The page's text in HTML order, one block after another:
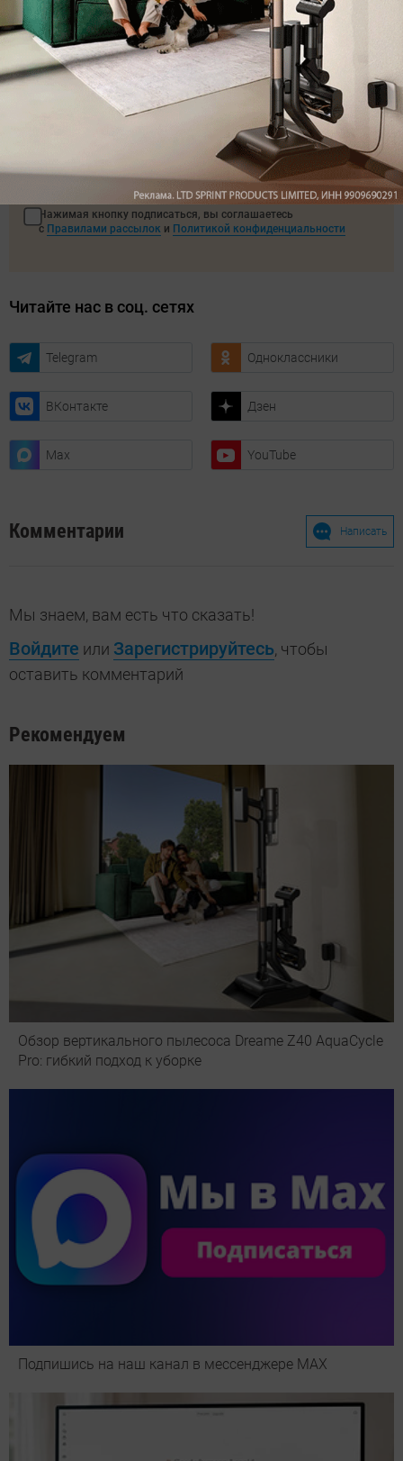
Поделиться
Подпишитесь на рассылку
с самыми популярными статьями
Подписаться
Нажимая кнопку подписаться, вы соглашаетесь
с Правилами рассылок и Политикой конфиденциальности
Читайте нас в соц. сетях
Telegram Одноклассники
ВКонтакте Дзен
Max YouTube
Комментарии Написать
Мы знаем, вам есть что сказать!
Войдите или Зарегистрируйтесь, чтобы
оставить комментарий
Рекомендуем
Обзор вертикального пылесоса Dreame Z40 AquaCycle
Pro: гибкий подход к уборке
Подпишись на наш канал в мессенджере МАХ